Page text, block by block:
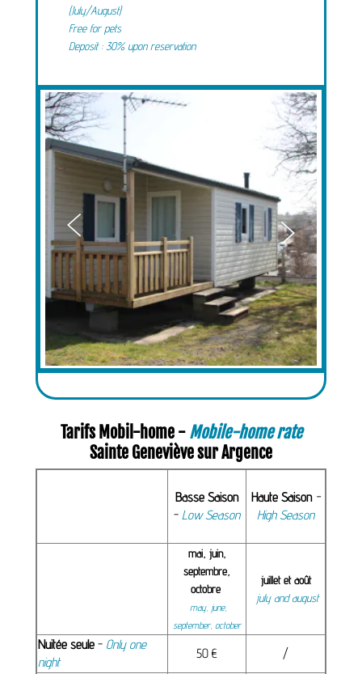
Tarifs Mobil-home - Mobile-home rate
Sainte Geneviève sur Argence
Basse Saison
- Low Season
Haute Saison -
High Season
mai, juin,
septembre,
octobre
may, june,
september, october
juillet et août
july and august
Nuitée seule - Only one
night
50 €
/
 
(July/August)
Free for pets
Deposit : 30% upon reservation